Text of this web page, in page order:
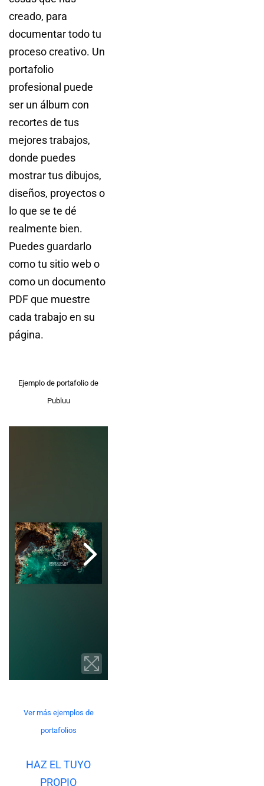
creado, para
documentar todo tu
proceso creativo. Un
portafolio
profesional puede
ser un álbum con
recortes de tus
mejores trabajos,
donde puedes
mostrar tus dibujos,
diseños, proyectos o
lo que se te dé
realmente bien.
Puedes guardarlo
como tu sitio web o
como un documento
PDF que muestre
cada trabajo en su
página.
Ejemplo de portafolio de
Publuu
Ver más ejemplos de
portafolios
HAZ EL TUYO
PROPIO